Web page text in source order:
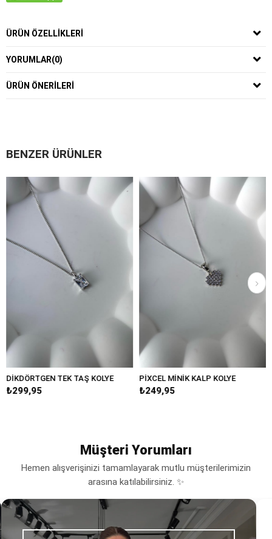
ÜRÜN ÖZELLIKLERI
YORUMLAR(0)
ÜRÜN ÖNERILERI
BENZER ÜRÜNLER
TEK TAŞ KOLYE PİXCEL MİNİK KALP KOLYE MİNİMAL
Müşteri Yorumları
Hemen alışverişinizi tamamlayarak mutlu müşterilerimizin
arasına katılabilirsiniz. ✨